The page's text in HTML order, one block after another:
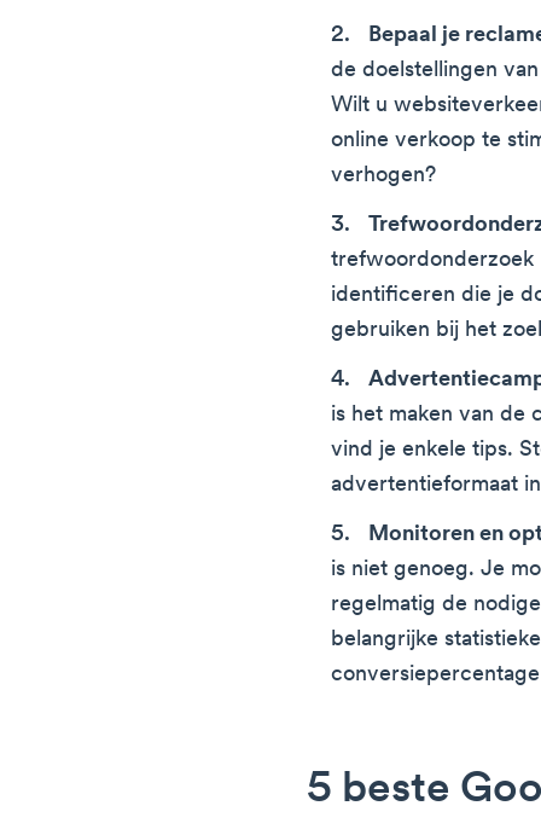
Bepaal je
de doelstellingen
Wilt u
online verkoop te
verhogen?
trefwoordonderzoek
identificeren die je
gebruiken bij het
is het maken van de
vind je enkele tips.
advertentieformaat
Monitoren en
is niet genoeg. Je
regelmatig de
belangrijke
5 beste